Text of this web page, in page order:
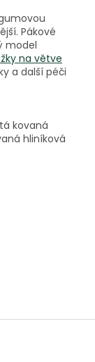
Pákové
model
na větve
a další péči
kovaná
hliníková